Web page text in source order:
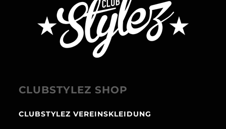
CLUBSTYLEZ SHOP
CLUBSTYLEZ VEREINSKLEIDUNG